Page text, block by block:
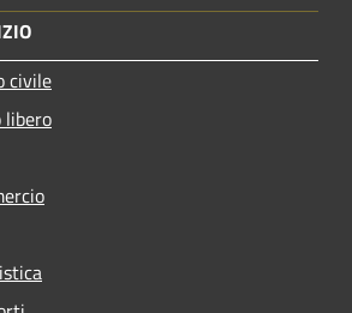
civile
libero